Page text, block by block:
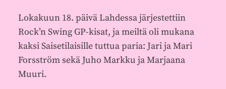
Lokakuun 18. päivä Lahdessa järjestettiin
Rock’n Swing GP-kisat, ja meiltä oli mukana
kaksi Saisetilaisille tuttua paria: Jari ja Mari
Forsström sekä Juho Markku ja Marjaana
Muuri.